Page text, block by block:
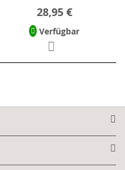
28,95 €
Verfügbar